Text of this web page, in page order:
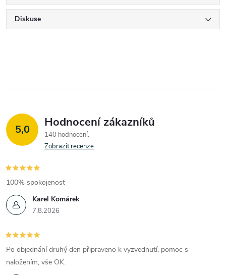
Diskuse
5,0 Hodnocení zákazníků
140 hodnocení
Zobrazit recenze
Karel Komárek
7.8.2026
100% spokojenost
Po objednání druhý den připraveno k vyzvednutí, pomoc s
naložením, vše OK.